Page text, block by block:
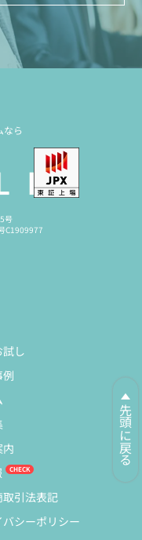
先頭に戻る
なら
号
C1909977
し
引法表記
バシーポリシー